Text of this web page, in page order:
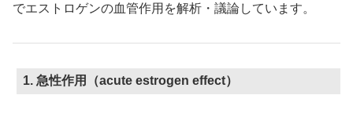
でエストロゲンの血管作用を解析・議論しています。
1. 急性作用（acute estrogen effect）